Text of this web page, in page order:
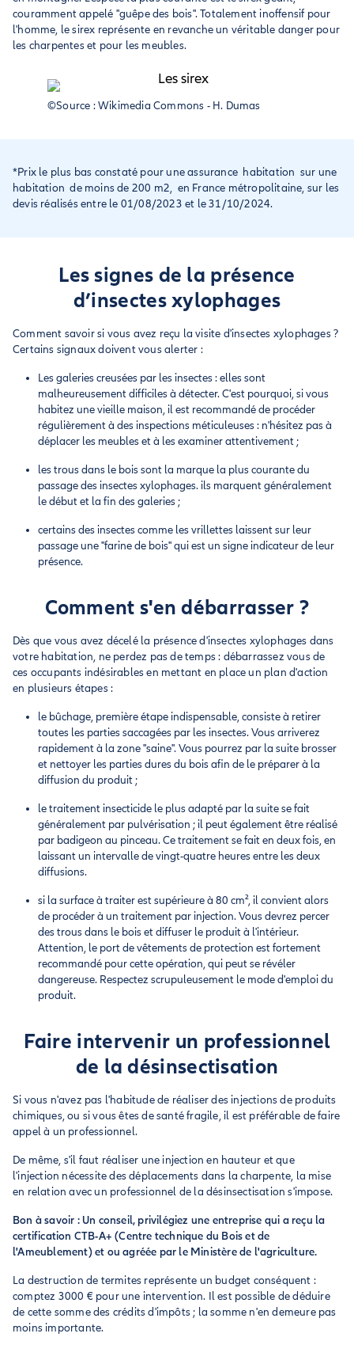
couramment appelé "guêpe des bois". Totalement inoffensif pour
l'homme, le sirex représente en revanche un véritable danger pour
les charpentes et pour les meubles.
©Source : Wikimedia Commons - H. Dumas
*Prix le plus bas constaté pour une assurance habitation sur une
habitation de moins de 200 m2, en France métropolitaine, sur les
devis réalisés entre le 01/08/2023 et le 31/10/2024.
Les signes de la présence
d’insectes xylophages
Comment savoir si vous avez reçu la visite d'insectes xylophages ?
Certains signaux doivent vous alerter :
Les galeries creusées par les insectes : elles sont
malheureusement difficiles à détecter. C'est pourquoi, si vous
habitez une vieille maison, il est recommandé de procéder
régulièrement à des inspections méticuleuses : n'hésitez pas à
déplacer les meubles et à les examiner attentivement ;
les trous dans le bois sont la marque la plus courante du
passage des insectes xylophages. ils marquent généralement
le début et la fin des galeries ;
certains des insectes comme les vrillettes laissent sur leur
passage une "farine de bois" qui est un signe indicateur de leur
présence.
Comment s'en débarrasser ?
Dès que vous avez décelé la présence d'insectes xylophages dans
votre habitation, ne perdez pas de temps : débarrassez vous de
ces occupants indésirables en mettant en place un plan d'action
en plusieurs étapes :
le bûchage, première étape indispensable, consiste à retirer
toutes les parties saccagées par les insectes. Vous arriverez
rapidement à la zone "saine". Vous pourrez par la suite brosser
et nettoyer les parties dures du bois afin de le préparer à la
diffusion du produit ;
le traitement insecticide le plus adapté par la suite se fait
généralement par pulvérisation ; il peut également être réalisé
par badigeon au pinceau. Ce traitement se fait en deux fois, en
laissant un intervalle de vingt-quatre heures entre les deux
diffusions.
si la surface à traiter est supérieure à 80 cm², il convient alors
de procéder à un traitement par injection. Vous devrez percer
des trous dans le bois et diffuser le produit à l'intérieur.
Attention, le port de vêtements de protection est fortement
recommandé pour cette opération, qui peut se révéler
dangereuse. Respectez scrupuleusement le mode d'emploi du
produit.
Faire intervenir un professionnel
de la désinsectisation
Si vous n'avez pas l'habitude de réaliser des injections de produits
chimiques, ou si vous êtes de santé fragile, il est préférable de faire
appel à un professionnel.
De même, s'il faut réaliser une injection en hauteur et que
l'injection nécessite des déplacements dans la charpente, la mise
en relation avec un professionnel de la désinsectisation s'impose.
Bon à savoir : Un conseil, privilégiez une entreprise qui a reçu la
certification CTB-A+ (Centre technique du Bois et de
l'Ameublement) et ou agréée par le Ministère de l'agriculture.
La destruction de termites représente un budget conséquent :
comptez 3000 € pour une intervention. Il est possible de déduire
de cette somme des crédits d'impôts ; la somme n'en demeure pas
moins importante.